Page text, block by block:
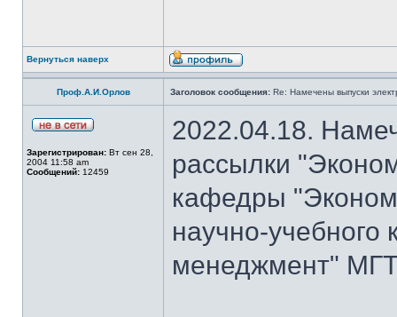
Вернуться наверх
Проф.А.И.Орлов Заголовок сообщения: Re: Намечены выпуски
Зарегистрирован: Вт сен 28,
2004 11:58 am
Сообщений: 12459
2022.04.18.
рассылки
кафедры
научно-
менеджмент"